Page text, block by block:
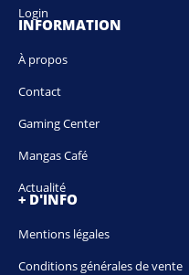
Login
INFORMATION
À propos
Contact
Gaming Center
Mangas Café
Actualité
+ D'INFO
Mentions légales
Conditions générales de vente